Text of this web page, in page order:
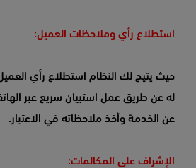
استطلاع رأي وملاحظات العميل:
حيث يتيح لك النظام استطلاع رأي
له عن طريق عمل استبيان سريع عبر
عن الخدمة وأخذ ملاحظاته في الاعتبار.
الإشراف على المكالمات: